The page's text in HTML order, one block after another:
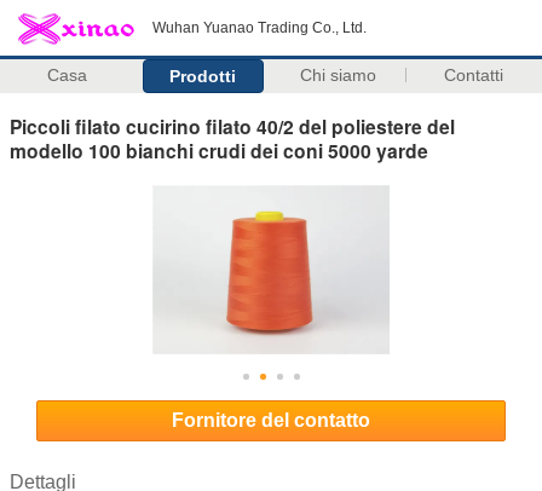
Wuhan Yuanao Trading Co., Ltd.
Casa Prodotti Chi siamo Contatti
Piccoli filato cucirino filato 40/2 del poliestere del
modello 100 bianchi crudi dei coni 5000 yarde
Fornitore del contatto
Dettagli